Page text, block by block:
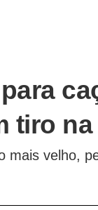
tiro na
mais velho,